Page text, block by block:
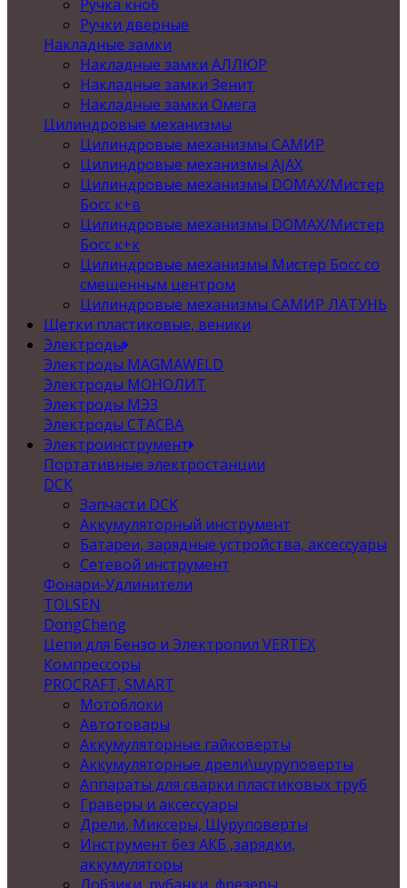
Ручка кноб
Ручки дверные
Накладные замки
Накладные замки АЛЛЮР
Накладные замки Зенит
Накладные замки Омега
Цилиндровые механизмы
Цилиндровые механизмы САМИР
Цилиндровые механизмы AJAX
Цилиндровые механизмы DOMAX/Мистер
Босс к+в
Цилиндровые механизмы DOMAX/Мистер
Босс к+к
Цилиндровые механизмы Мистер Босс со
смещенным центром
Цилиндровые механизмы САМИР ЛАТУНЬ
Щетки пластиковые, веники
Электроды
Электроды MAGMAWELD
Электроды МОНОЛИТ
Электроды МЭЗ
Электроды СТАСВА
Электроинструмент
Портативные электростанции
DCK
Запчасти DCK
Аккумуляторный инструмент
Батареи, зарядные устройства, аксессуары
Сетевой инструмент
Фонари-Удлинители
TOLSEN
DongCheng
Цепи для Бензо и Электропил VERTEX
Компрессоры
PROCRAFT, SMART
Мотоблоки
Автотовары
Аккумуляторные гайковерты
Аккумуляторные дрели\шуруповерты
Аппараты для сварки пластиковых труб
Граверы и аксессуары
Дрели, Миксеры, Шуруповерты
Инструмент без АКБ ,зарядки,
аккумуляторы